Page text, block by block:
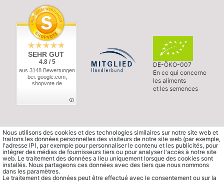
SEHR GUT
4.8 / 5
aus 3148 Bewertungen
bei: google.com,
shopvote.de
DE-ÖKO-007
En ce qui concerne
les aliments
et les semences
Nous utilisons des cookies et des technologies similaires sur notre site web et
traitons les données personnelles des visiteurs de notre site web (par exemple,
l'adresse IP), par exemple pour personnaliser le contenu et les publicités, pour
intégrer des médias de fournisseurs tiers ou pour analyser l'accès à notre site
web. Le traitement des données a lieu uniquement lorsque des cookies sont
installés. Nous partageons ces données avec des tiers que nous nommons
dans les paramètres.
Le traitement des données peut être effectué avec le consentement ou sur la